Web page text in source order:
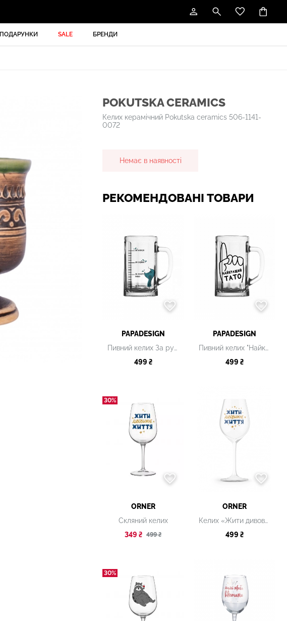
ПОДАРУНКИ SALE БРЕНДИ
POKUTSKA CERAMICS
Келих керамічний Pokutska ceramics 506-1141-
0072
Немає в наявності
РЕКОМЕНДОВАНІ ТОВАРИ
PAPADESIGN
Пивний келих За русалку
499 ₴
PAPADESIGN
Пивний келих "Найкращий тато"
499 ₴
30%
ORNER
Скляний келих
349 ₴ 499 ₴
ORNER
Келих «Жити дивовижне життя»
499 ₴
30%